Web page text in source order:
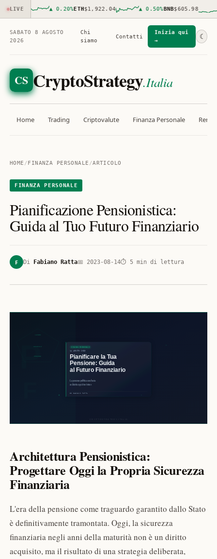
LIVE ▲ 0.20%ETH$1,922.04 ▲ 0.50%BNB$605.98
SABATO 8 AGOSTO
2026
Chi
siamo
Contatti
Inizia qui
→
☾
CS CryptoStrategy.Italia
Home Trading Criptovalute Finanza Personale
HOME /FINANZA PERSONALE /ARTICOLO
FINANZA PERSONALE
Pianificazione Pensionistica:
Guida al Tuo Futuro Finanziario
F Di Fabiano Ratta📅 2023-08-14⏱ 5 min di lettura
Architettura Pensionistica:
Progettare Oggi la Propria Sicurezza
Finanziaria
L'era della pensione come traguardo garantito dallo Stato
è definitivamente tramontata. Oggi, la sicurezza
finanziaria negli anni della maturità non è un diritto
acquisito, ma il risultato di una strategia deliberata,